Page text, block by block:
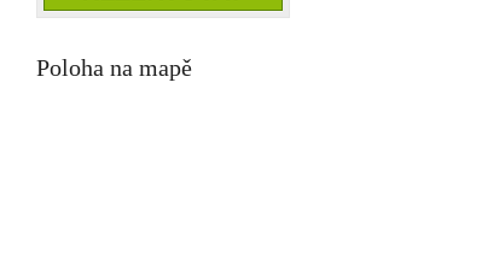
Poloha na mapě